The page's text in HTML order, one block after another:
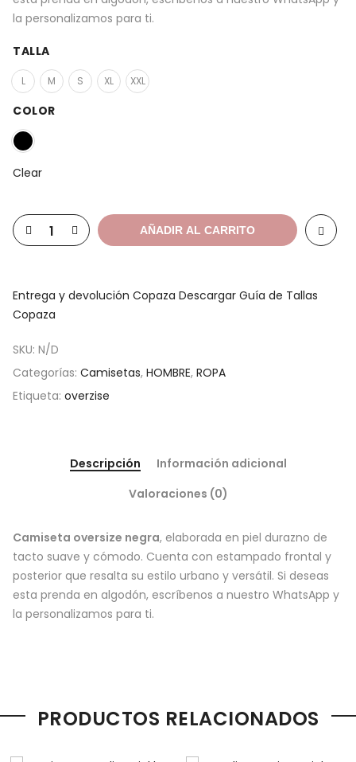
la personalizamos para ti.
TALLA
L M S XL XXL
COLOR
Clear
AÑADIR AL CARRITO
Entrega y devolución Copaza Descargar Guía de Tallas
Copaza
SKU: N/D
Categorías: Camisetas, HOMBRE, ROPA
Etiqueta: overzise
Descripción
Información adicional
Valoraciones (0)
Camiseta oversize negra, elaborada en piel durazno de
tacto suave y cómodo. Cuenta con estampado frontal y
posterior que resalta su estilo urbano y versátil. Si deseas
esta prenda en algodón, escríbenos a nuestro WhatsApp y
la personalizamos para ti.
PRODUCTOS RELACIONADOS